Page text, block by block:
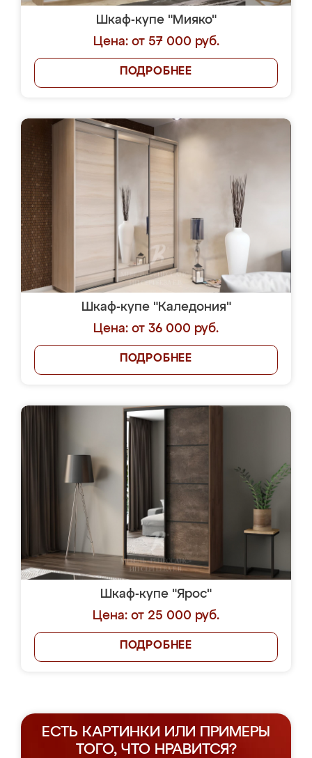
Шкаф-купе "Мияко"
Цена: от 57 000 руб.
ПОДРОБНЕЕ
Шкаф-купе "Каледония"
Цена: от 36 000 руб.
ПОДРОБНЕЕ
Шкаф-купе "Ярос"
Цена: от 25 000 руб.
ПОДРОБНЕЕ
ЕСТЬ КАРТИНКИ ИЛИ ПРИМЕРЫ
ТОГО, ЧТО НРАВИТСЯ?